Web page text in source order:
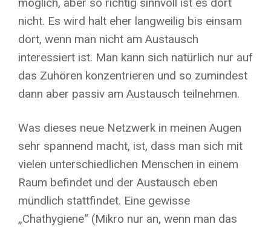
nicht. Es wird halt eher langweilig bis einsam
dort, wenn man nicht am Austausch
interessiert ist. Man kann sich natürlich nur auf
das Zuhören konzentrieren und so zumindest
dann aber passiv am Austausch teilnehmen.
Was dieses neue Netzwerk in meinen Augen
sehr spannend macht, ist, dass man sich mit
vielen unterschiedlichen Menschen in einem
Raum befindet und der Austausch eben
mündlich stattfindet. Eine gewisse
„Chathygiene“ (Mikro nur an, wenn man das